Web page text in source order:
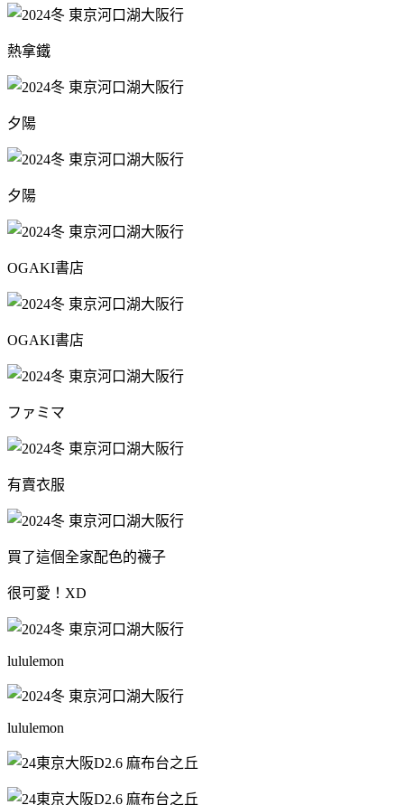
熱拿鐵
夕陽
夕陽
OGAKI書店
OGAKI書店
ファミマ
有賣衣服
買了這個全家配色的襪子
很可愛！XD
lululemon
lululemon